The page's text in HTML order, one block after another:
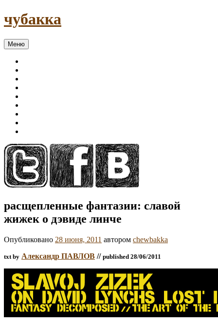
чубакка
Меню
расщепленные фантазии: славой
жижек о дэвиде линче
Опубликовано 28 июня, 2011 автором chewbakka
txt by Александр ПАВЛОВ // published 28/06/2011